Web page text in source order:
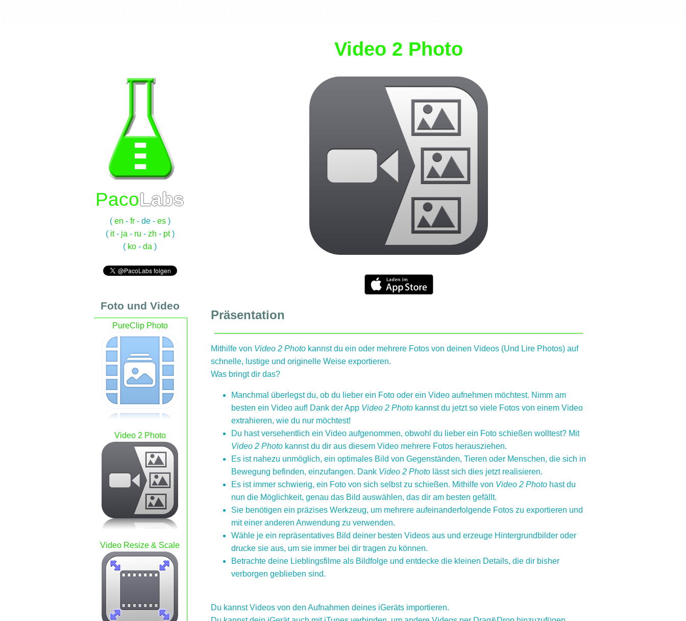
O 1 O 1 1 O O O 1 1 O 1 1 O O 1 O 1 O 1 1 1 O O 1 1 O O 1 O O O O O O 1 1 1 O 1 O O O 1 1 O 1 O O O O 1 1 O O 1 O 1 O O 1 O O O O O O 1 1 O O 1 O 1 O 1 1 O 1 1 1 O O 1 1 1 O 1 O O O 1 1 O 1 O O 1 O 1 1 1 O O 1 O O 1 1 O O 1 O 1 O O 1 O O O O O O 1 1 1 O 1 1 1 O 1 1 O 1 1 1 1 O 1 1 1 O O 1 O O 1 1 O 1 1 O O O 1 1 O O 1 O O O O 1 O 1 1 O O
O O 1 O O O O O O 1 1 O O O O 1 O 1 1 O 1 1 1 O O 1 1 O O 1 O O O O 1 O O O O O O 1 1 O O O O 1 O 1 1 O 1 1 O O O 1 1 O 1 1 O O O O 1 O O O O O O 1 1 1 O 1 O O O 1 1 O 1 O O O O 1 1 O O 1 O 1 O 1 1 1 O O 1 O O 1 1 O O 1 O 1 O O 1 O O O O O O 1 1 O O 1 O 1 O 1 1 1 O 1 1 O O 1 1 O O 1 O 1 O 1 1 1 O O 1 O O O 1 O O O O O O 1 1 1 O 1 1
1 O 1 1 O 1 O O 1 O 1 1 O 1 1 O O O 1 1 O 1 1 O O O O 1 O O O O O O 1 1 O O O 1 O O 1 1 O O 1 O 1 O O 1 O O O O O O 1 1 1 O 1 O O O 1 1 O 1 1 1 1 O O 1 O O O O O O 1 1 O 1 O 1 1 O 1 1 O 1 1 1 O O 1 1 O 1 1 1 1 O 1 1 1 O 1 1 1 O O 1 O O O O O O 1 1 O O O O 1 O 1 1 O 1 1 1 O O 1 1 O O 1 O O O O 1 O O O O O O 1 1 1 O 1 O 1 O 1 1 O 1 1 1 O O
1 1 O O 1 O O O 1 1 O O 1 O 1 O 1 1 1 O O 1 O O 1 1 1 O O 1 1 O 1 1 1 O 1 O O O 1 1 O O
PacoLabs
( en - fr- de- es)
( it- ja - ru - zh - pt)
( ko - da )
Foto und Video
PureClip Photo
Video 2 Photo
Video Resize & Scale
Video 2 Photo
Präsentation
Mithilfe von Video 2 Photokannst du ein oder mehrere Fotos von deinen Videos (Und Lire Photos) auf
schnelle, lustige und originelle Weise exportieren.
Was bringt dir das?
Manchmal überlegst du, ob du lieber ein Foto oder ein Video aufnehmen möchtest. Nimm am
besten ein Video auf! Dank der App Video 2 Photokannst du jetzt so viele Fotos von einem Video
extrahieren, wie du nur möchtest!
Du hast versehentlich ein Video aufgenommen, obwohl du lieber ein Foto schießen wolltest? Mit
Video 2 Photokannst du dir aus diesem Video mehrere Fotos herausziehen.
Es ist nahezu unmöglich, ein optimales Bild von Gegenständen, Tieren oder Menschen, die sich in
Bewegung befinden, einzufangen. Dank Video 2 Photolässt sich dies jetzt realisieren.
Es ist immer schwierig, ein Foto von sich selbst zu schießen. Mithilfe von Video 2 Photohast du
nun die Möglichkeit, genau das Bild auswählen, das dir am besten gefällt.
Sie benötigen ein präzises Werkzeug, um mehrere aufeinanderfolgende Fotos zu exportieren und
mit einer anderen Anwendung zu verwenden.
Wähle je ein repräsentatives Bild deiner besten Videos aus und erzeuge Hintergrundbilder oder
drucke sie aus, um sie immer bei dir tragen zu können.
Betrachte deine Lieblingsfilme als Bildfolge und entdecke die kleinen Details, die dir bisher
verborgen geblieben sind.
Du kannst Videos von den Aufnahmen deines iGeräts importieren.